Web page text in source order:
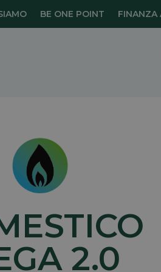
BE ONE POINT FINANZA
2.0